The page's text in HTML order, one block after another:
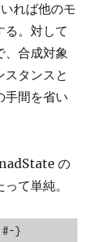
れば他のモ
る。対して
合成対象
タンスと
手間を省い
の
て単純。
#-}